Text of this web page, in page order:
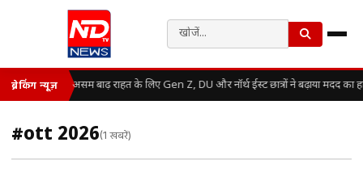
ब्रेकिंग न्यूज़ असम बाढ़ राहत के लिए Gen Z, DU और नॉर्थ ईस्ट छात्रों ने बढ़ाया मदद का
#ott 2026(1 खबरें)